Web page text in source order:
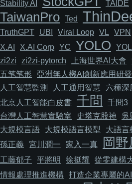
Stability AI
TAIDE
TaiwanPro Ted
TruthGPT
UBI Viral Loop VL VPN
X.AI
X.AI Corp YC YOLO
zi2zi
zi2zi-pytorch 上海世界AI大會
五笔笔形
亞洲無人機AI創新應用研
人工智慧監測
人工通用智慧
六種深
北京人工智能白皮書 千問 千問3
台灣人工智慧實驗室
史塔克股神 吳
大規模言語
大規模語言模型 大語言
孫正義
宮川潤一 家入一真 岡
工藤郁子
平將明 徐挺耀 從零建構
情報處理推進機構 打造企業專屬的